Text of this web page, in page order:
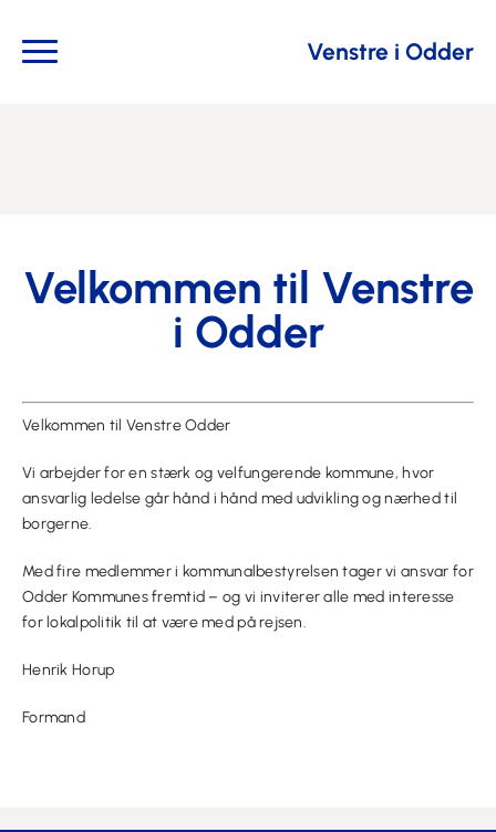
Venstre i Odder
Velkommen til Venstre
i Odder
Velkommen til Venstre Odder
Vi arbejder for en stærk og velfungerende kommune, hvor
ansvarlig ledelse går hånd i hånd med udvikling og nærhed til
borgerne.
Med fire medlemmer i kommunalbestyrelsen tager vi ansvar for
Odder Kommunes fremtid – og vi inviterer alle med interesse
for lokalpolitik til at være med på rejsen.
Henrik Horup
Formand